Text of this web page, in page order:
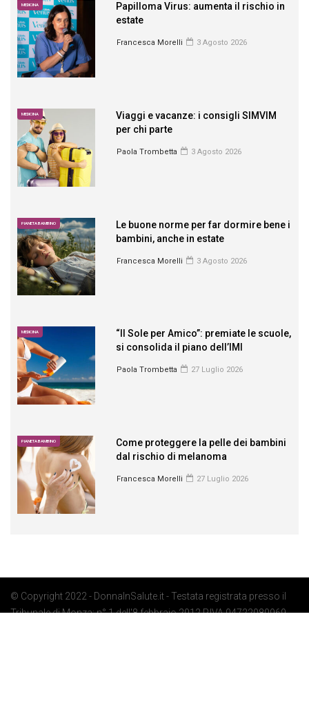
MEDICINA
Papilloma Virus: aumenta il rischio in
estate
Francesca Morelli 3 Agosto 2026
MEDICINA
Viaggi e vacanze: i consigli SIMVIM
per chi parte
Paola Trombetta 3 Agosto 2026
PIANETA BAMBINO
Le buone norme per far dormire bene i
bambini, anche in estate
Francesca Morelli 3 Agosto 2026
MEDICINA
“Il Sole per Amico”: premiate le scuole,
si consolida il piano dell’IMI
Paola Trombetta 27 Luglio 2026
PIANETA BAMBINO
Come proteggere la pelle dei bambini
dal rischio di melanoma
Francesca Morelli 27 Luglio 2026
© Copyright 2022 - DonnaInSalute.it - Testata registrata presso il
Tribunale di Monza: n° 1 dell'8 febbraio 2012 P.IVA 04722080969 -